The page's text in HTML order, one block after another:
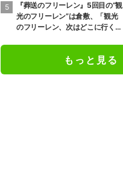
『葬送のフリーレン』5回目の“観
光のフリーレン”は倉敷、「観光
のフリーレン、次はどこに行くの
もっと見る